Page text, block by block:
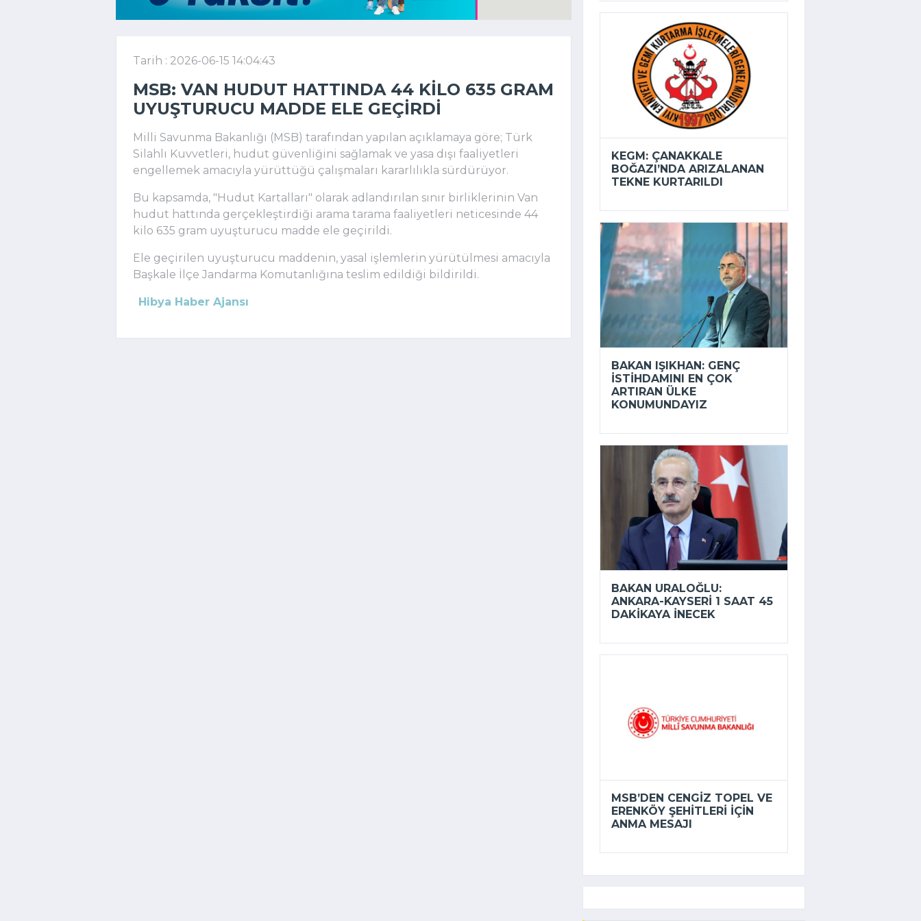
Tarih : 2026-06-15 14:04:43
MSB: VAN HUDUT HATTINDA 44 KILO 635 GRAM
UYUŞTURUCU MADDE ELE GEÇIRDI
Milli Savunma Bakanlığı (MSB) tarafından yapılan açıklamaya göre; Türk
Silahlı Kuvvetleri, hudut güvenliğini sağlamak ve yasa dışı faaliyetleri
engellemek amacıyla yürüttüğü çalışmaları kararlılıkla sürdürüyor.
Bu kapsamda, "Hudut Kartalları" olarak adlandırılan sınır birliklerinin Van
hudut hattında gerçekleştirdiği arama tarama faaliyetleri neticesinde 44
kilo 635 gram uyuşturucu madde ele geçirildi.
Ele geçirilen uyuşturucu maddenin, yasal işlemlerin yürütülmesi amacıyla
Başkale İlçe Jandarma Komutanlığına teslim edildiği bildirildi.
Hibya Haber Ajansı
KEGM: ÇANAKKALE
BOĞAZI’NDA ARIZALANAN
TEKNE KURTARILDI
BAKAN IŞIKHAN: GENÇ
ISTIHDAMINI EN ÇOK
ARTIRAN ÜLKE
KONUMUNDAYIZ
BAKAN URALOĞLU:
ANKARA-KAYSERI 1 SAAT 45
DAKIKAYA INECEK
MSB’DEN CENGIZ TOPEL VE
ERENKÖY ŞEHITLERI IÇIN
ANMA MESAJI